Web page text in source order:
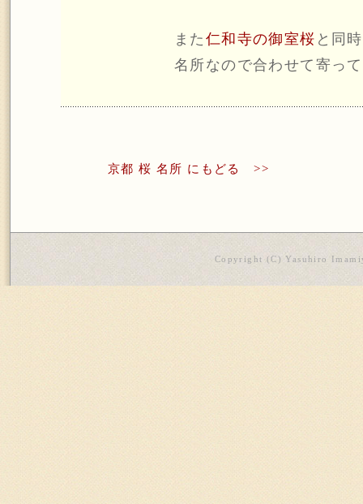
また 仁和寺の御室桜 と同
名所なので合わせて寄っ
京都 桜 名所 にもどる >>
Copyright (C) Yasuhiro